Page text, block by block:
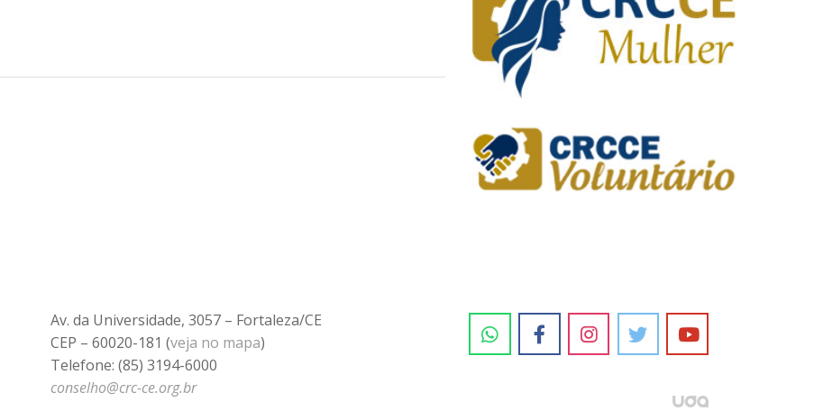
Av. da Universidade, 3057 – Fortaleza/CE
CEP – 60020-181 (veja no mapa)
Telefone: (85) 3194-6000
conselho@crc-ce.org.br